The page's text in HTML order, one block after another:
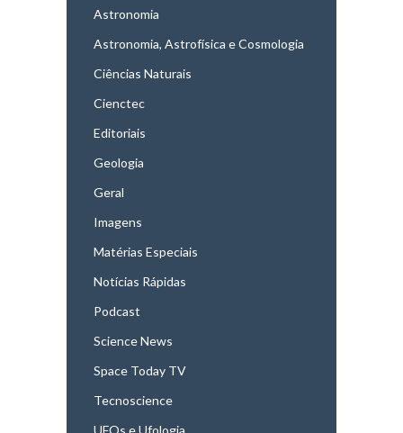
Astronomia
Astronomia, Astrofísica e Cosmologia
Ciências Naturais
Cienctec
Editoriais
Geologia
Geral
Imagens
Matérias Especiais
Notícias Rápidas
Podcast
Science News
Space Today TV
Tecnoscience